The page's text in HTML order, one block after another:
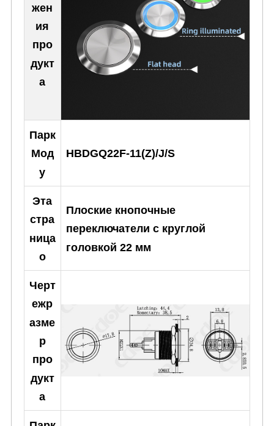
жен
ия
про
дукт
а
Парк
Мод
у
HBDGQ22F-11(Z)/J/S
Эта
стра
ница
о
Плоские кнопочные
переключатели с круглой
головкой 22 мм
Черт
ежр
азме
р
про
дукт
а